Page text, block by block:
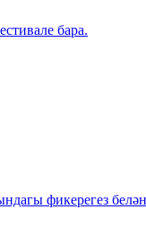
бара.
фикерегез